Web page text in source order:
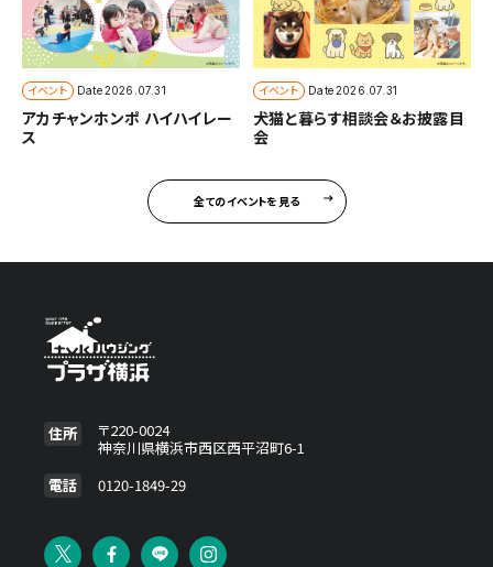
イベント Date2026.07.31
アカチャンホンポ ハイハイレー
ス
イベント Date2026.07.31
犬猫と暮らす相談会＆お披露目
会
全てのイベントを見る
住所
〒220-0024
神奈川県横浜市西区西平沼町6-1
電話
0120-1849-29